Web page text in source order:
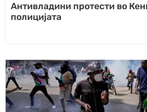
Антивладини протести во
полицијата